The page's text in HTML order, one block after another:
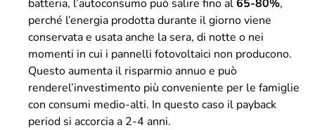
batteria, l’autoconsumo può salire fino al65-80%,
perché l’energia prodotta durante il giorno viene
conservata e usata anche la sera, di notte o nei
momenti in cui i pannelli fotovoltaici non producono.
Questo aumenta il risparmio annuo e può
renderel’investimento più conveniente per le famiglie
con consumi medio-alti. In questo caso il payback
period si accorcia a 2-4 anni.